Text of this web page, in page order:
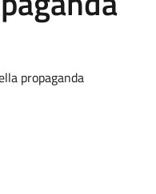
propaganda